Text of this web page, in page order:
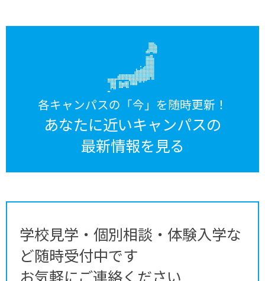
各キャンパスの「今」を随時更新！
あなたに近いキャンパスの
最新情報を見る
学校見学・個別相談・体験入学な
ど随時受付中です
お気軽にご連絡ください